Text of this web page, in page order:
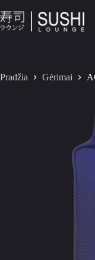
Pradžia Gėrimai